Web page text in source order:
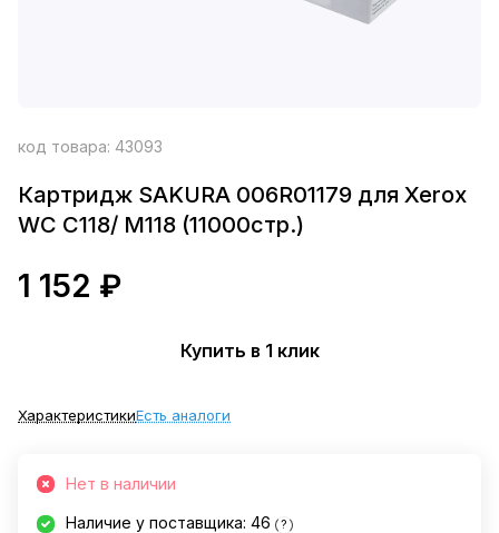
код товара: 43093
Картридж SAKURA 006R01179 для Xerox
WC C118/ M118 (11000стр.)
1 152 ₽
Купить в 1 клик
ХарактеристикиЕсть аналоги
Нет в наличии
Наличие у поставщика: 46 ?